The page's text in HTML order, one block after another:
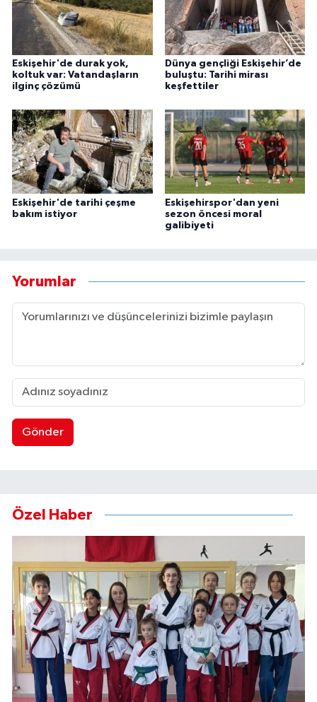
Eskişehir'de durak yok,
koltuk var: Vatandaşların
ilginç çözümü
Dünya gençliği Eskişehir’de
buluştu: Tarihi mirası
keşfettiler
Eskişehir'de tarihi çeşme
bakım istiyor
Eskişehirspor'dan yeni
sezon öncesi moral
galibiyeti
Yorumlar
Gönder
Özel Haber